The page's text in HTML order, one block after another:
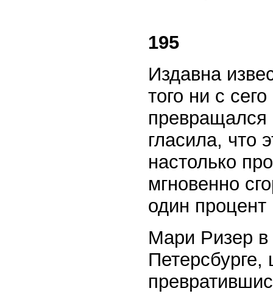
195
Издавна
того ни с
превращался
гласила, что
настолько
мгновенно
один процент
Мари Ризер в